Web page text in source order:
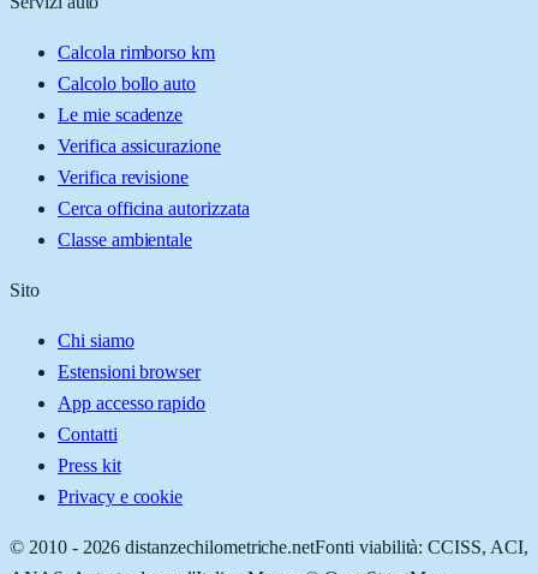
Calcola rimborso km
Calcolo bollo auto
Le mie scadenze
Verifica assicurazione
Verifica revisione
Cerca officina autorizzata
Classe ambientale
Sito
Chi siamo
Estensioni browser
App accesso rapido
Contatti
Press kit
Privacy e cookie
© 2010 - 2026 distanzechilometriche.netFonti viabilità: CCISS, ACI,